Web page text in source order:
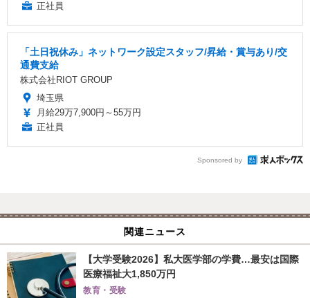
正社員
「土日祝休み」ネットワーク設定スタッフ/昇給・賞与あり/交
通費支給
株式会社RIOT GROUP
埼玉県
月給29万7,900円～55万円
正社員
Sponsored by
関連ニュース
【大学受験2026】私大医学部の学費…最安は国際
医療福祉大1,850万円
教育・受験